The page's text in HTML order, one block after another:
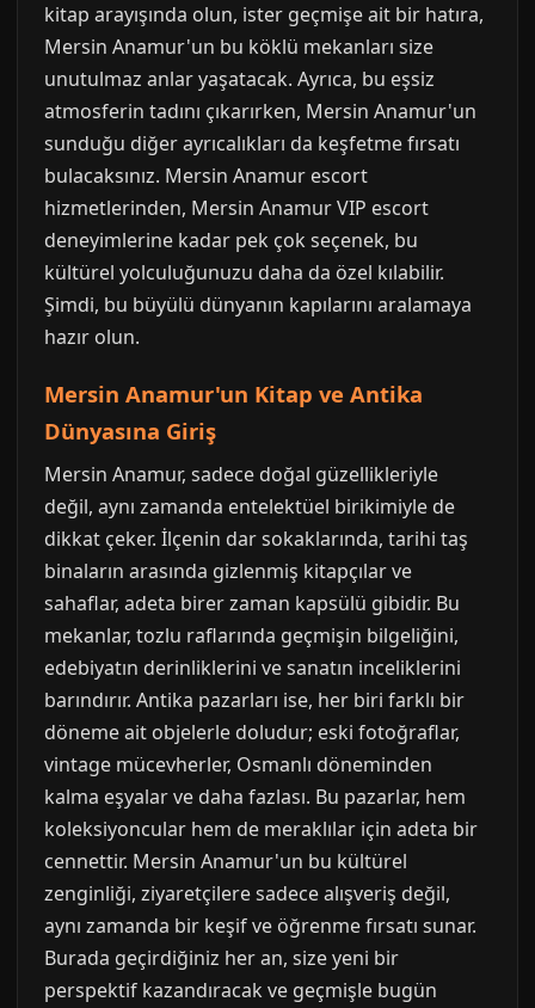
kitap arayışında olun, ister geçmişe ait bir hatıra,
Mersin Anamur'un bu köklü mekanları size
unutulmaz anlar yaşatacak. Ayrıca, bu eşsiz
atmosferin tadını çıkarırken, Mersin Anamur'un
sunduğu diğer ayrıcalıkları da keşfetme fırsatı
bulacaksınız. Mersin Anamur escort
hizmetlerinden, Mersin Anamur VIP escort
deneyimlerine kadar pek çok seçenek, bu
kültürel yolculuğunuzu daha da özel kılabilir.
Şimdi, bu büyülü dünyanın kapılarını aralamaya
hazır olun.
Mersin Anamur'un Kitap ve Antika
Dünyasına Giriş
Mersin Anamur, sadece doğal güzellikleriyle
değil, aynı zamanda entelektüel birikimiyle de
dikkat çeker. İlçenin dar sokaklarında, tarihi taş
binaların arasında gizlenmiş kitapçılar ve
sahaflar, adeta birer zaman kapsülü gibidir. Bu
mekanlar, tozlu raflarında geçmişin bilgeliğini,
edebiyatın derinliklerini ve sanatın inceliklerini
barındırır. Antika pazarları ise, her biri farklı bir
döneme ait objelerle doludur; eski fotoğraflar,
vintage mücevherler, Osmanlı döneminden
kalma eşyalar ve daha fazlası. Bu pazarlar, hem
koleksiyoncular hem de meraklılar için adeta bir
cennettir. Mersin Anamur'un bu kültürel
zenginliği, ziyaretçilere sadece alışveriş değil,
aynı zamanda bir keşif ve öğrenme fırsatı sunar.
Burada geçirdiğiniz her an, size yeni bir
perspektif kazandıracak ve geçmişle bugün